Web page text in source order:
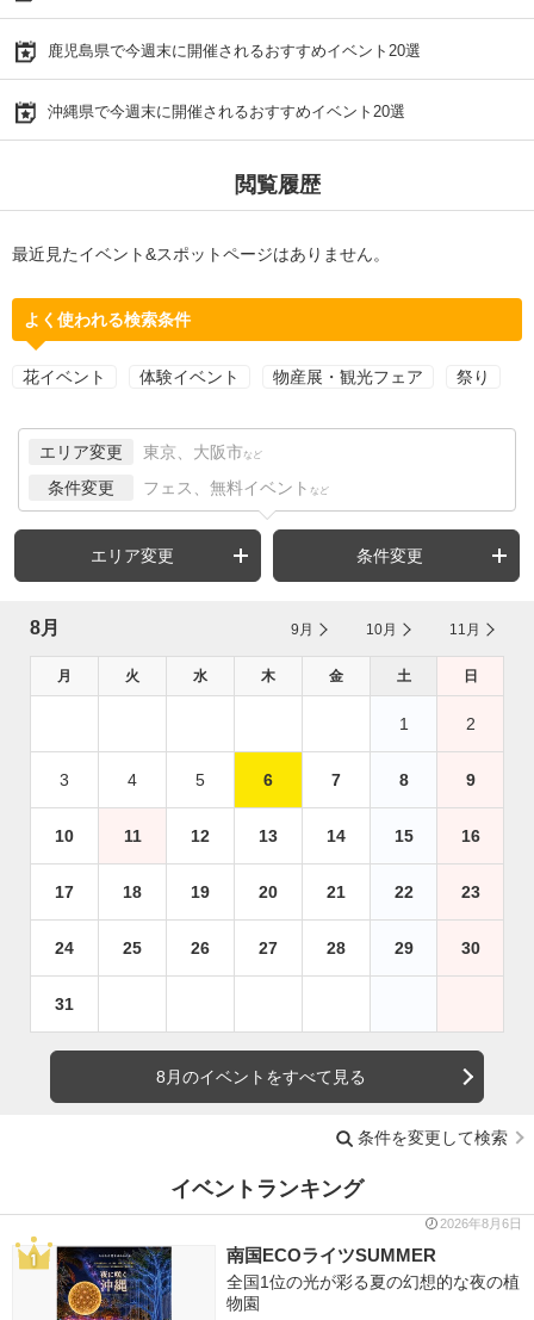
鹿児島県で今週末に開催されるおすすめイベント20選
沖縄県で今週末に開催されるおすすめイベント20選
閲覧履歴
最近見たイベント&スポットページはありません。
よく使われる検索条件
花イベント 体験イベント 物産展・観光フェア 祭り
エリア変更 東京、大阪市 など
条件変更 フェス、無料イベント など
エリア変更 条件変更
8月 9月 10月 11月
月 火 水 木 金 土 日
1 2
3 4 5 6 7 8 9
10 11 12 13 14 15 16
17 18 19 20 21 22 23
24 25 26 27 28 29 30
31
8月のイベントをすべて見る
条件を変更して検索
イベントランキング
2026年8月6日
南国ECOライツSUMMER
全国1位の光が彩る夏の幻想的な夜の植
物園